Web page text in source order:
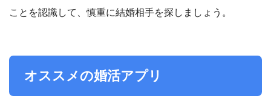
ことを認識して、慎重に結婚相手を探しましょう。
オススメの婚活アプリ